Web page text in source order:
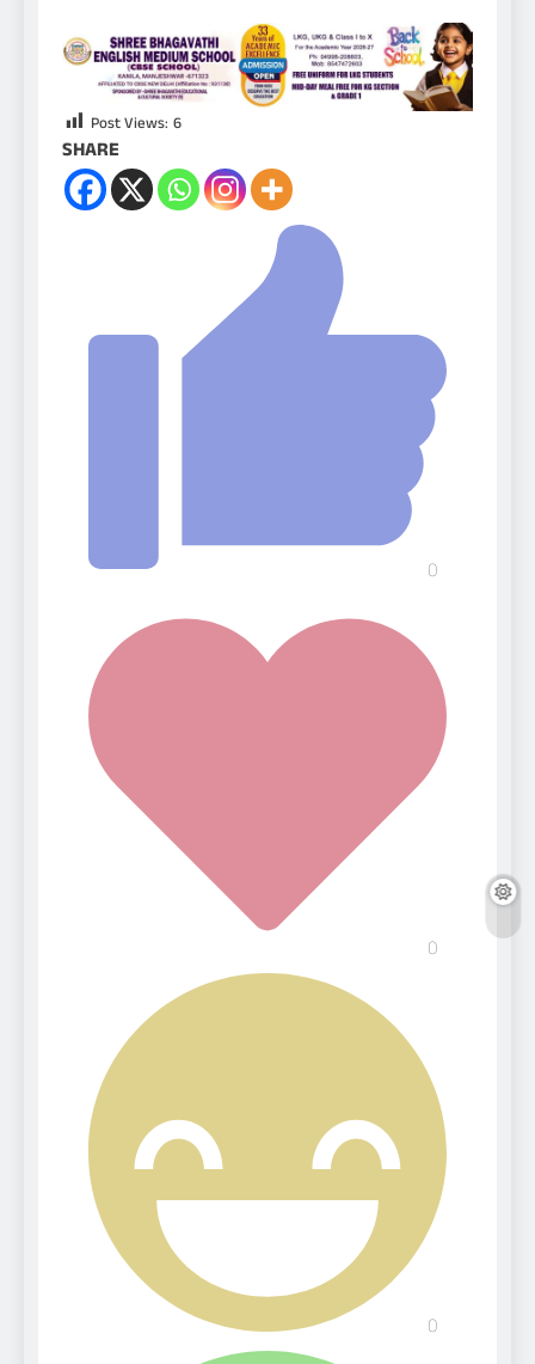
Post Views: 6
SHARE